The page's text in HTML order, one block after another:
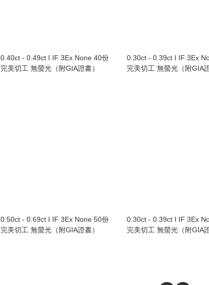
0.40ct - 0.49ct I IF 3Ex None 40份
完美切工 無螢光（附GIA證書）
0.30ct - 0.39ct I IF 3Ex
完美切工 無螢光（附GIA
0.50ct - 0.69ct I IF 3Ex None 50份
完美切工 無螢光（附GIA證書）
0.30ct - 0.39ct I IF 3Ex
完美切工 無螢光（附GIA